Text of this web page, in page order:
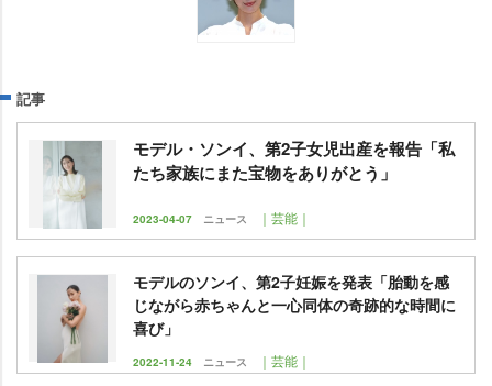
記事
モデル・ソンイ、第2子女児出産を報告「私
たち家族にまた宝物をありがとう」
2023-04-07 ニュース ｜芸能｜
モデルのソンイ、第2子妊娠を発表「胎動を感
じながら赤ちゃんと一心同体の奇跡的な時間に
喜び」
2022-11-24 ニュース ｜芸能｜